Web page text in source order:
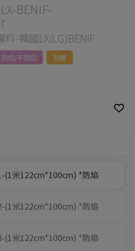
BENIF-
-韓國LX(LG)BENIF
防焰/不防焰
耐磨
(1米122cm*100cm) *防焰
(1米122cm*100cm) *防焰
(1米122cm*100cm) *防焰